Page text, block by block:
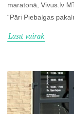
maratonā, Vivus.lv
“Pāri Piebalgas
Lasīt vairāk